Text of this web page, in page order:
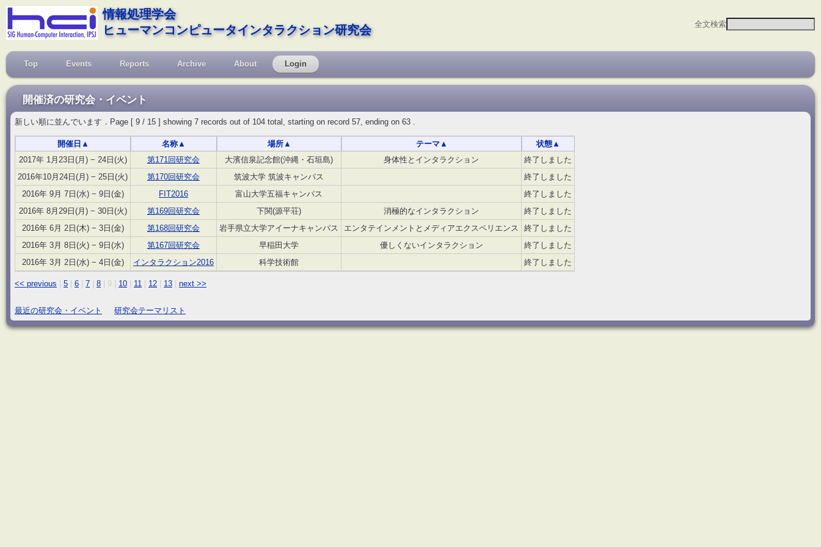
情報処理学会
ヒューマンコンピュータインタラクション研究会
全文検索
Top Events Reports Archive About Login
開催済の研究会・イベント
新しい順に並んでいます．Page [ 9 / 15 ] showing 7 records out of 104 total, starting on record 57, ending on 63 .
開催日 ▲ 名称 ▲ 場所▲ テーマ▲ 状態 ▲
2017年 1月23日(月) − 24日(火)
第171回研究会 大濱信泉記念館(沖縄・石垣島) 身体性とインタラクション
終了しました
2016年10月24日(月) − 25日(火)
第170回研究会 筑波大学 筑波キャンパス
終了しました
2016年 9月 7日(水) − 9日(金)
FIT2016 富山大学五福キャンパス
終了しました
2016年 8月29日(月) − 30日(火)
第169回研究会 下関(源平荘) 消極的なインタラクション
終了しました
2016年 6月 2日(木) − 3日(金)
第168回研究会 岩手県立大学アイーナキャンパス エンタテインメントとメディアエクスペリエンス
終了しました
2016年 3月 8日(火) − 9日(水)
第167回研究会 早稲田大学 優しくないインタラクション
終了しました
2016年 3月 2日(水) − 4日(金)
インタラクション2016 科学技術館 終了しました
<< previous 5 6 7 8 9 10 11 12 13 next >>
最近の研究会・イベント 研究会テーマリスト